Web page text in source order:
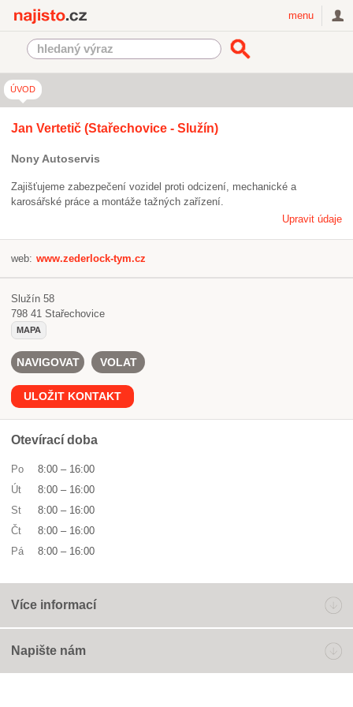
menu
ÚVOD
Jan Vertetič (Stařechovice - Služín)
Nony Autoservis
Zajišťujeme zabezpečení vozidel proti odcizení, mechanické a
karosářské práce a montáže tažných zařízení.
Upravit údaje
web: www.zederlock-tym.cz
Služín 58
798 41 Stařechovice
MAPA
NAVIGOVAT VOLAT
ULOŽIT KONTAKT
Otevírací doba
Po 8:00 – 16:00
Út
8:00 – 16:00
St
8:00 – 16:00
Čt
8:00 – 16:00
Pá
8:00 – 16:00
Více informací
Napište nám